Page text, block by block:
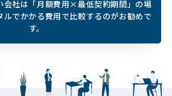
会社は「月額費用×最低契約期間」の場
ルでかかる費用で比較するのがお勧めで
す。